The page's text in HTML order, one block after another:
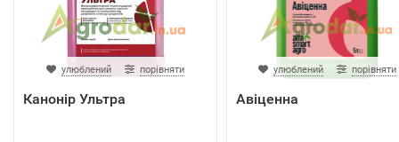
улюблений порівняти
Канонір Ультра
улюблений порівняти
Авіценна